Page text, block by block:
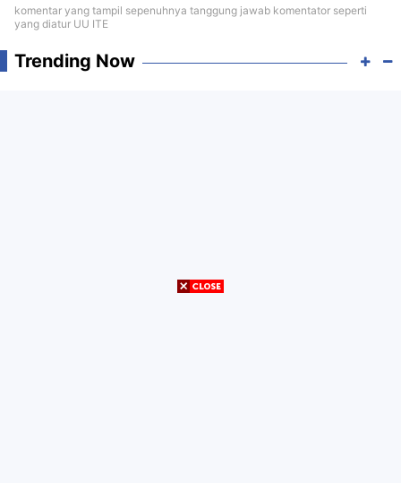
komentar yang tampil sepenuhnya tanggung jawab komentator seperti
yang diatur UU ITE
Trending Now